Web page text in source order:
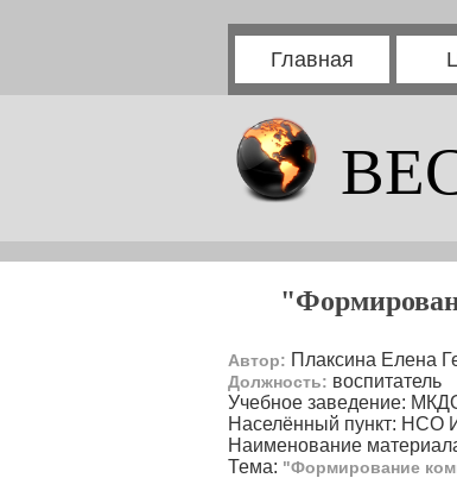
Главная
Автор: Плаксина Елена
Должность: воспитатель
Учебное заведение:
Населённый пункт: НСО
Наименование
Тема: "Формирование